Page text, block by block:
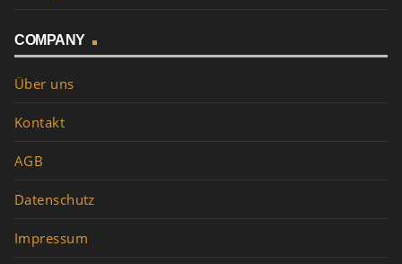
COMPANY
Über uns
Kontakt
AGB
Datenschutz
Impressum